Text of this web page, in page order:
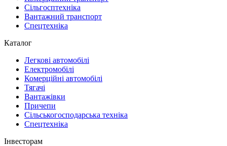
Сільгосптехніка
Вантажний транспорт
Спецтехніка
Каталог
Легкові автомобілі
Електромобілі
Комерційні автомобілі
Тягачі
Вантажівки
Причепи
Сільськогосподарська техніка
Спецтехніка
Інвесторам